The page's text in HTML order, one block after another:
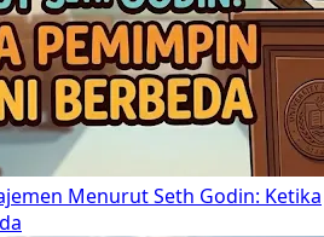
Menurut Seth Godin: Ketika